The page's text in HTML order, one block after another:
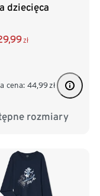
dziecięca
zł
cena: 44,99 zł
rozmiary
134/140